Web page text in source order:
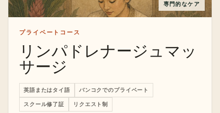
専門的なケア
プライベートコース
リンパドレナージュマッ
サージ
英語またはタイ語 バンコクでのプライベート
スクール修了証 リクエスト制